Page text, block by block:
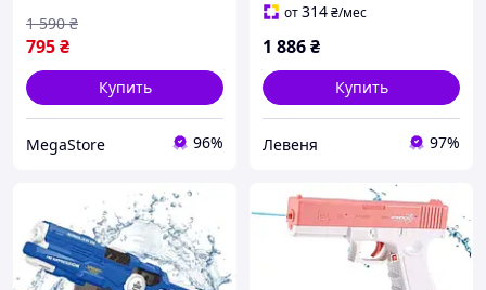
аккумуляторе белый
795₴
1 590 ₴
Купить
MegaStore 96%
от314₴/мес
1 886₴
Купить
Левеня 97%